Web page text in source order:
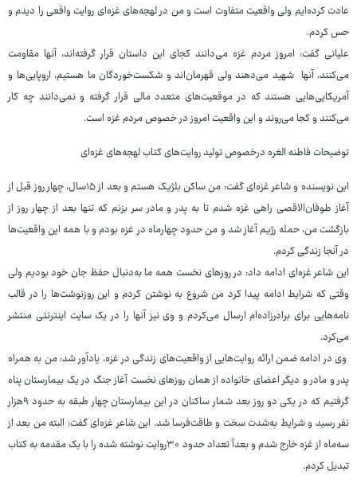
عادت کرده‌ایم ولی واقعیت متفاوت است و من در لهجه‌های غزه‌ای روایت واقعی را دیدم و
حس کردم.
علیانی گفت: امروز مردم غزه می‌دانند کجای این داستان قرار گرفته‌اند، آنها مقاومت
می‌کنند، آنها شهید می‌دهند ولی قهرمان‌اند و شکست‌خوردگان ما هستیم، اروپایی‌ها و
آمریکایی‌هایی هستند که در موقعیت‌های متعدد مالی قرار گرفته و نمی‌دانند چه کار
می‌کنند و کجا می‌روند و این واقعیت امروز در خصوص مردم غزه است.
توضیحات فاطنه الغره درخصوص تولید روایت‌های کتاب لهجه‌های غزه‌ای
این نویسنده و شاعر غزه‌ای گفت: من ساکن بلژیک هستم و بعد از ۱۵سال، چهار روز قبل از
آغاز طوفان‌الاقصی راهی غزه شدم تا به پدر و مادر سر بزنم که تنها بعد از چهار روز از
بازگشت من، حمله رژیم آغاز شد و من حدود چهارماه در غزه بودم و با همه این واقعیت‌ها
در آنجا زندگی کردم.
این شاعر غزه‌ای ادامه داد: در روزهای نخست همه ما به‌دنبال حفظ جان خود بودیم ولی
وقتی که شرایط ادامه پیدا کرد من شروع به نوشتن کردم و این روزنوشت‌ها را در قالب
نامه‌هایی برای برادرزاده‌ام ارسال می‌کردم و وی نیز آنها را در یک سایت اینترنتی منتشر
می‌کرد.
وی در ادامه ضمن ارائه روایت‌هایی از واقعیت‌های زندگی در غزه، یادآور شد: من به همراه
پدر و مادر و دیگر اعضای خانواده از همان روزهای نخست آغاز جنگ در یک بیمارستان پناه
گرفتیم که در یکی دو روز بعد شمار ساکنان در این بیمارستان چهار طبقه به حدود ۹هزار
نفر رسید و شرایط به‌شدت سخت و طاقت‌فرسا شد. این شاعر غزه‌ای گفت: البته من بعد از
سه‌ماه از غزه خارج شدم و بعداً تعداد حدود ۳۰روایت نوشته شده را با یک مقدمه به کتاب
تبدیل کردم.